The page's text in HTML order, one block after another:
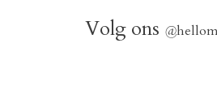
Volg ons @